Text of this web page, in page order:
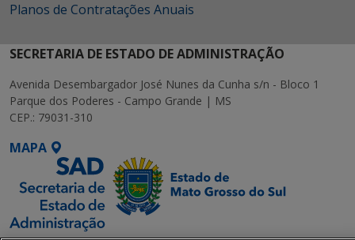
Planos de Contratações Anuais
SECRETARIA DE ESTADO DE ADMINISTRAÇÃO
Avenida Desembargador José Nunes da Cunha s/n - Bloco 1
Parque dos Poderes - Campo Grande | MS
CEP.: 79031-310
MAPA